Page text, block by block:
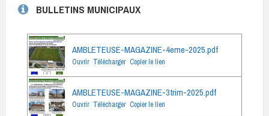
BULLETINS MUNICIPAUX
AMBLETEUSE-MAGAZINE-4eme-2025.pdf
Ouvrir Télécharger Copier le lien
AMBLETEUSE-MAGAZINE-3trim-2025.pdf
Ouvrir Télécharger Copier le lien